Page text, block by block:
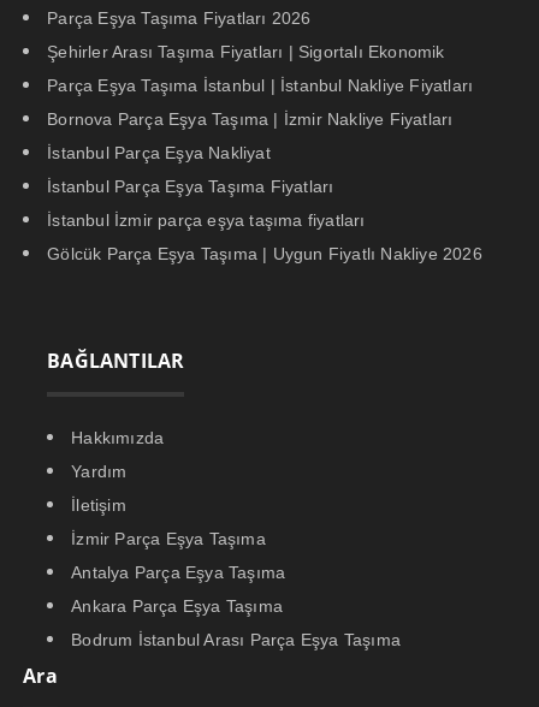
Parça Eşya Taşıma Fiyatları 2026
Şehirler Arası Taşıma Fiyatları | Sigortalı Ekonomik
Parça Eşya Taşıma İstanbul | İstanbul Nakliye Fiyatları
Bornova Parça Eşya Taşıma | İzmir Nakliye Fiyatları
İstanbul Parça Eşya Nakliyat
İstanbul Parça Eşya Taşıma Fiyatları
İstanbul İzmir parça eşya taşıma fiyatları
Gölcük Parça Eşya Taşıma | Uygun Fiyatlı Nakliye 2026
BAĞLANTILAR
Hakkımızda
Yardım
İletişim
İzmir Parça Eşya Taşıma
Antalya Parça Eşya Taşıma
Ankara Parça Eşya Taşıma
Bodrum İstanbul Arası Parça Eşya Taşıma
Ara